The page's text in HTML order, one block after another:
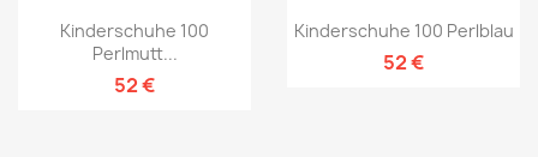
Kinderschuhe 100
Perlmutt...
52 €
Kinderschuhe 100 Perlblau
52 €